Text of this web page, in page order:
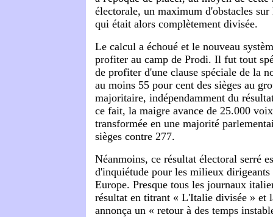
électorale, un maximum d'obstacles
qui était alors complètement divisée.
Le calcul a échoué et le nouveau
profiter au camp de Prodi. Il fut tout
de profiter d'une clause spéciale de la
au moins 55 pour cent des sièges au
majoritaire, indépendamment du
ce fait, la maigre avance de 25.000
transformée en une majorité
sièges contre 277.
Néanmoins, ce résultat électoral serré
d'inquiétude pour les milieux
Europe. Presque tous les journaux
résultat en titrant « L'Italie divisée » et
annonça un « retour à des temps